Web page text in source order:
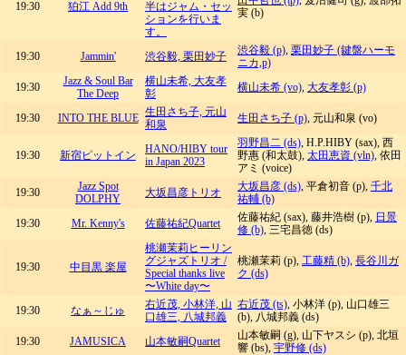
19:30 狛江 Add 9th
半はジャム・セッ
ションを行いま
す。
実 (b)
19:30 Jammin' 渋谷毅, 栗田妙子 渋谷毅 (p), 栗田妙子 (鍵盤ハーモ
ニカ,p)
19:30
Jazz & Soul Bar
The Deep
横山未希, 大友孝
彰
横山未希 (vo), 大友孝彰 (p)
19:30 INTO THE BLUE 生田さち子, 元山
和泉
生田さち子 (p), 元山和泉 (vo)
19:30 新宿ピットイン
HANO/HIBY tour
in Japan 2023
羽野昌二 (ds), H.P.HIBY (sax), 西
野惠 (和太鼓), 太田恵資 (vln), 依田
アミ (voice)
19:30
Jazz Spot
DOLPHY
大坂昌彦トリオ 大坂昌彦 (ds), 平倉初音 (p), 千北
祐輔 (b)
19:30
Mr. Kenny's 佐藤祐紀Quartet 佐藤祐紀 (sax), 藤井浩樹 (p), 日景
修 (b), 三宅昌徳 (ds)
19:30 中目黒 楽屋
桃瀬茉莉ヒーリン
グジャズトリオ /
Special thanks live
〜White day〜
桃瀬茉莉 (p), 工藤精 (b), 長谷川ガ
ク (ds)
19:30 なぁ～じゅ
右近茂, 小林洋, 山
口雄三, 八城邦義
右近茂 (ts), 小林洋 (p), 山口雄三
(b), 八城邦義 (ds)
19:30
JAMUSICA 山本敏嗣Quartet
山本敏嗣 (g), 山下ヤスシ (p), 北垣
響 (bs), 宇野修 (ds)